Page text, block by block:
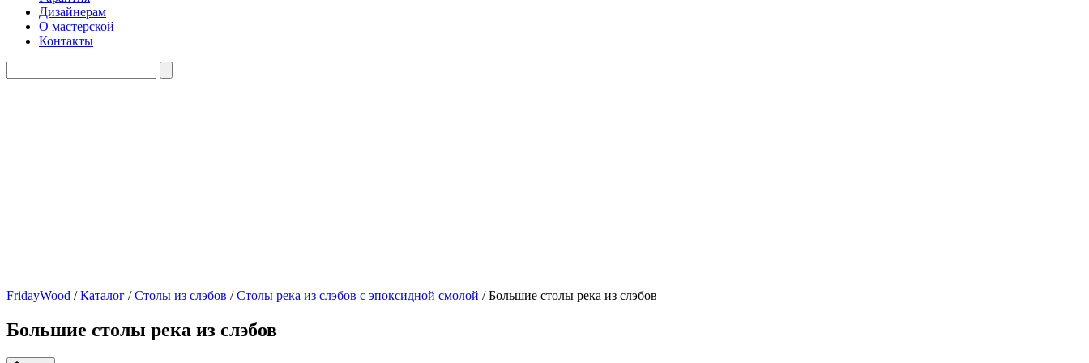
Дизайнерам
О мастерской
Контакты
FridayWood /Каталог /Столы из слэбов /Столы река из слэбов с эпоксидной смолой /Большие столы река из слэбов
Большие столы река из слэбов